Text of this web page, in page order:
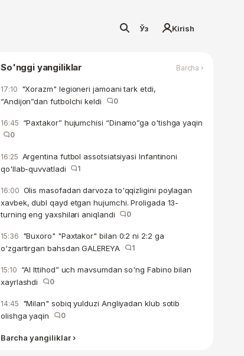
Ўз Kirish
So'nggi yangiliklar Barcha ›
17:10 "Xorazm" legioneri jamoani tark etdi,
“Andijon”dan futbolchi keldi
0
16:45 “Paxtakor” hujumchisi “Dinamo”ga o'tishga yaqin
0
16:25 Argentina futbol assotsiatsiyasi Infantinoni
qo'llab-quvvatladi
1
16:00 Olis masofadan darvoza to'qqizligini poylagan
xavbek, dubl qayd etgan hujumchi. Proligada 13-
turning eng yaxshilari aniqlandi
0
15:36 "Buxoro" "Paxtakor" bilan 0:2 ni 2:2 ga
o'zgartirgan bahsdan GALEREYA
1
15:10 “Al Ittihod” uch mavsumdan so'ng Fabino bilan
xayrlashdi
0
14:45 "Milan" sobiq yulduzi Angliyadan klub sotib
olishga yaqin
0
Barcha yangiliklar ›